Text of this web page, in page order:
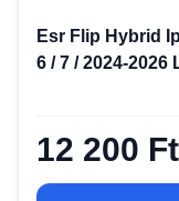
Esr Flip Hybrid
6 / 7 / 2024-2026
12 200 Ft